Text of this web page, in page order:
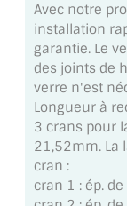
MIROIR
MIROIR DE
MIROIR
MIROIR
MIROIR
Avec notre
installation
garantie. Le
des joints de
verre n'est
Longueur à
3 crans pour
21,52mm. La
cran :
cran 1 : ép.